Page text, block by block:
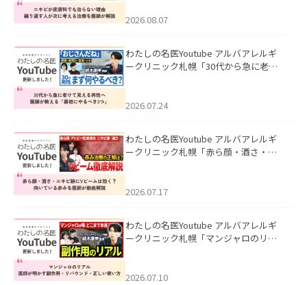
ました。
2026.08.07
わたしの名医Youtube アルバアレルギ
ークリニック札幌「30代から急に老け
た。
2026.07.24
わたしの名医Youtube アルバアレルギ
ークリニック札幌「赤ら顔・酒さ・ニ
した。
2026.07.17
わたしの名医Youtube アルバアレルギ
ークリニック札幌「マンジャロのリア
た。
2026.07.10